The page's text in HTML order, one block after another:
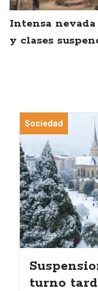
Intensa
y clases
Sociedad
turno